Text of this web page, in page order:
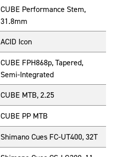
CUBE Performance Stem,
31.8mm
ACID Icon
CUBE FPH868p, Tapered,
Semi-Integrated
CUBE MTB, 2.25
CUBE PP MTB
Shimano Cues FC-UT400, 32T